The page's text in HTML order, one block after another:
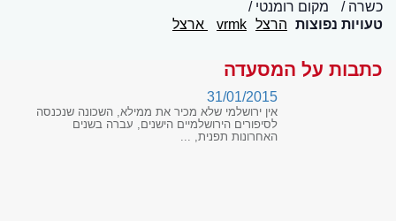
כשרה
מקום רומנטי
טעויות נפוצות הרצל vrmk ארצל
כתבות על המסעדה
31/01/2015
אין ירושלמי שלא מכיר את ממילא, השכונה שנכנסה
לסיפורים הירושלמיים הישנים, עברה בשנים
האחרונות תפנית, ...